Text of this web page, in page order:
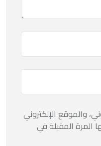
والموقع الإلكتروني
المرة المقبلة في